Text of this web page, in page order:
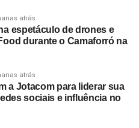
atrás
espetáculo de drones e
durante o Camaforró na
atrás
a Jotacom para liderar sua
sociais e influência no